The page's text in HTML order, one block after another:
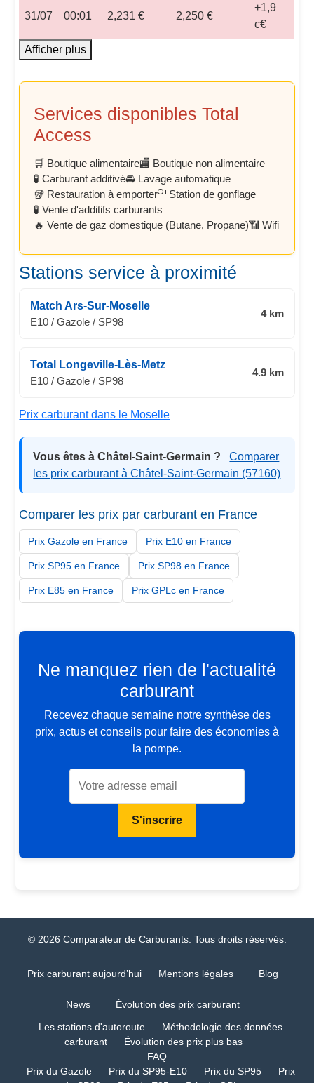
31/07 00:01 2,231 € 2,250 €
+1,9
c€
Afficher plus
Services disponibles Total
Access
🛒 Boutique alimentaire🏬 Boutique non alimentaire
🧪 Carburant additivé🚘 Lavage automatique
🥡 Restauration à emporter
Station de gonflage
🧪 Vente d'additifs carburants
🔥 Vente de gaz domestique (Butane, Propane)📶 Wifi
Stations service à proximité
Match Ars-Sur-Moselle
E10 / Gazole / SP98
4 km
Total Longeville-Lès-Metz
E10 / Gazole / SP98
4.9 km
Prix carburant dans le Moselle
Vous êtes à Châtel-Saint-Germain ?
Comparer
les prix carburant à Châtel-Saint-Germain (57160)
Comparer les prix par carburant en France
Prix Gazole en France Prix E10 en France
Prix SP95 en France Prix SP98 en France
Prix E85 en France Prix GPLc en France
Ne manquez rien de l'actualité
carburant
Recevez chaque semaine notre synthèse des
prix, actus et conseils pour faire des économies à
la pompe.
S'inscrire
© 2026 Comparateur de Carburants. Tous droits réservés.
Prix carburant aujourd’hui Mentions légales Blog
News
Évolution des prix carburant
Les stations d'autoroute
Méthodologie des données
carburant
Évolution des prix plus bas
FAQ
Prix du Gazole
Prix du SP95-E10 Prix du SP95
Prix